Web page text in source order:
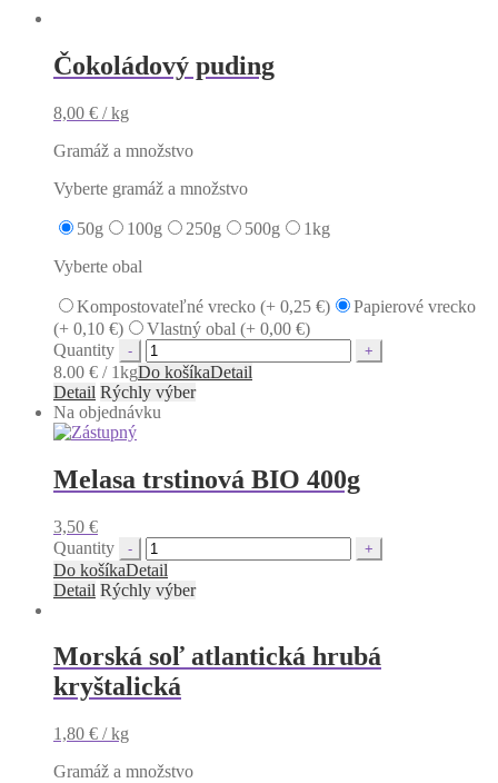
Čokoládový puding
8,00 € / kg
Gramáž a množstvo
Vyberte gramáž a množstvo
50g 100g 250g 500g
1kg
Vyberte obal
Kompostovateľné vrecko (+ 0,25 €)
Papierové vrecko
(+ 0,10 €) Vlastný obal (+ 0,00 €)
Quantity
8.00 € / 1kgDo košíkaDetail
Detail Rýchly výber
Na objednávku
Melasa trstinová BIO 400g
3,50 €
Quantity
Do košíkaDetail
Detail Rýchly výber
Morská soľ atlantická hrubá
kryštalická
1,80 € / kg
Gramáž a množstvo